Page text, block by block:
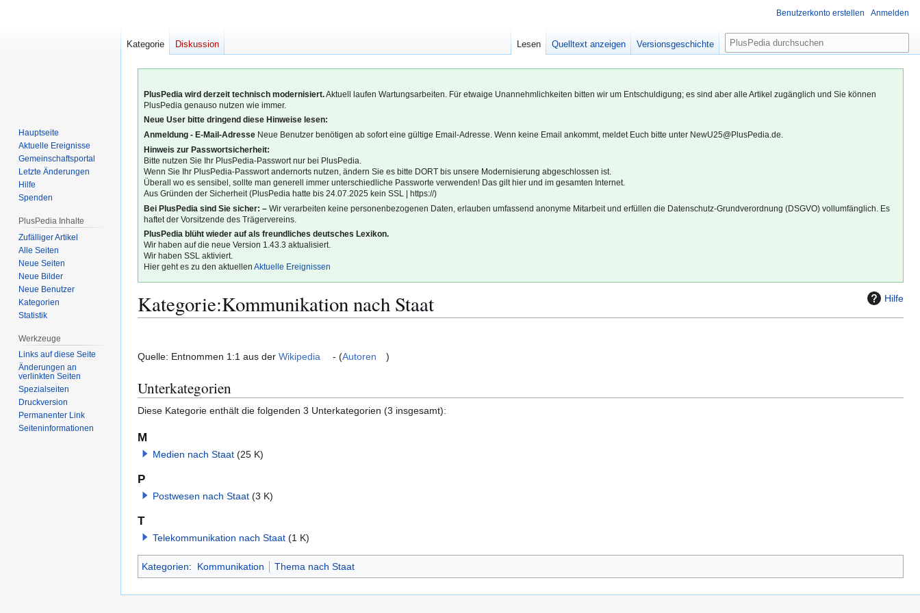
PlusPedia wird derzeit technisch modernisiert.Aktuell laufen Wartungsarbeiten. Für etwaige Unannehmlichkeiten bitten wir um Entschuldigung; es sind aber alle Artikel zugänglich und Sie können
PlusPedia genauso nutzen wie immer.
Neue User bitte dringend diese Hinweise lesen:
Anmeldung - E-Mail-Adresse Neue Benutzer benötigen ab sofort eine gültige Email-Adresse. Wenn keine Email ankommt, meldet Euch bitte unter NewU25@PlusPedia.de.
Hinweis zur Passwortsicherheit:
Bitte nutzen Sie Ihr PlusPedia-Passwort nur bei PlusPedia.
Wenn Sie Ihr PlusPedia-Passwort andernorts nutzen, ändern Sie es bitte DORT bis unsere Modernisierung abgeschlossen ist.
Überall wo es sensibel, sollte man generell immer unterschiedliche Passworte verwenden! Das gilt hier und im gesamten Internet.
Aus Gründen der Sicherheit (PlusPedia hatte bis 24.07.2025 kein SSL | https://)
Bei PlusPedia sind Sie sicher: – Wir verarbeiten keine personenbezogenen Daten, erlauben umfassend anonyme Mitarbeit und erfüllen die Datenschutz-Grundverordnung (DSGVO) vollumfänglich. Es
haftet der Vorsitzende des Trägervereins.
PlusPedia blüht wieder auf als freundliches deutsches Lexikon.
Wir haben auf die neue Version 1.43.3 aktualisiert.
Wir haben SSL aktiviert.
Hier geht es zu den aktuellenAktuelle Ereignissen
Hilfe
Kategorie:Kommunikation nach Staat
Navigation
Suche
Quelle: Entnommen 1:1 aus der Wikipedia - (Autoren )
Unterkategorien
Diese Kategorie enthält die folgenden 3 Unterkategorien (3 insgesamt):
M
Medien nach Staat (25 K)
P
Postwesen nach Staat (3 K)
T
Telekommunikation nach Staat (1 K)
Kategorien: Kommunikation Thema nach Staat
Benutzerkonto erstellen Anmelden
Kategorie Diskussion Lesen Quelltext anzeigen Versionsgeschichte
S
u
c
e
Hauptseite
Aktuelle Ereignisse
Gemeinschafts­portal
Letzte Änderungen
Hilfe
Spenden
PlusPedia Inhalte
Zufälliger Artikel
Alle Seiten
Neue Seiten
Neue Bilder
Neue Benutzer
Kategorien
Statistik
Werkzeuge
Links auf diese Seite
Änderungen an
verlinkten Seiten
Spezialseiten
Druckversion
Permanenter Link
Seiten­­informationen